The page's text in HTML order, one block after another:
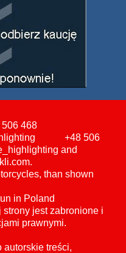
506 468
+48 506
and
than shown
in Poland
jest zabronione i
prawnymi.
autorskie treści,